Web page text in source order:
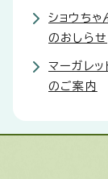
ショウちゃ
のおしらせ
マーガレッ
のご案内